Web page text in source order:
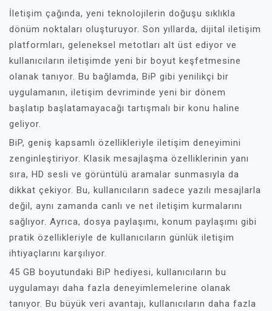
İletişim çağında, yeni teknolojilerin doğuşu sıklıkla
dönüm noktaları oluşturuyor. Son yıllarda, dijital iletişim
platformları, geleneksel metotları alt üst ediyor ve
kullanıcıların iletişimde yeni bir boyut keşfetmesine
olanak tanıyor. Bu bağlamda, BiP gibi yenilikçi bir
uygulamanın, iletişim devriminde yeni bir dönem
başlatıp başlatamayacağı tartışmalı bir konu haline
geliyor.
BiP, geniş kapsamlı özellikleriyle iletişim deneyimini
zenginleştiriyor. Klasik mesajlaşma özelliklerinin yanı
sıra, HD sesli ve görüntülü aramalar sunmasıyla da
dikkat çekiyor. Bu, kullanıcıların sadece yazılı mesajlarla
değil, aynı zamanda canlı ve net iletişim kurmalarını
sağlıyor. Ayrıca, dosya paylaşımı, konum paylaşımı gibi
pratik özellikleriyle de kullanıcıların günlük iletişim
ihtiyaçlarını karşılıyor.
45 GB boyutundaki BiP hediyesi, kullanıcıların bu
uygulamayı daha fazla deneyimlemelerine olanak
tanıyor. Bu büyük veri avantajı, kullanıcıların daha fazla